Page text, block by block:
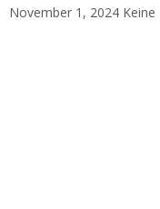
November 1, 2024